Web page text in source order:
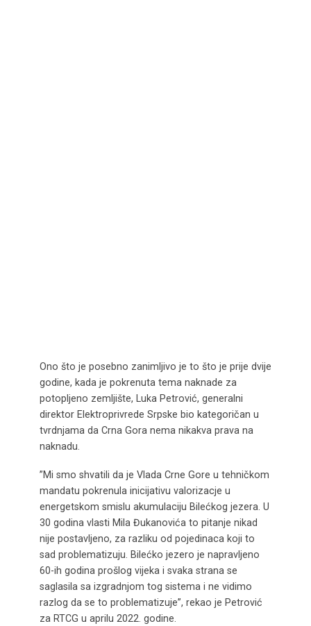
Ono što je posebno zanimljivo je to što je prije dvije
godine, kada je pokrenuta tema naknade za
potopljeno zemljište, Luka Petrović, generalni
direktor Elektroprivrede Srpske bio kategoričan u
tvrdnjama da Crna Gora nema nikakva prava na
naknadu.
”Mi smo shvatili da je Vlada Crne Gore u tehničkom
mandatu pokrenula inicijativu valorizacje u
energetskom smislu akumulaciju Bilećkog jezera. U
30 godina vlasti Mila Đukanovića to pitanje nikad
nije postavljeno, za razliku od pojedinaca koji to
sad problematizuju. Bilećko jezero je napravljeno
60-ih godina prošlog vijeka i svaka strana se
saglasila sa izgradnjom tog sistema i ne vidimo
razlog da se to problematizuje”, rekao je Petrović
za RTCG u aprilu 2022. godine.